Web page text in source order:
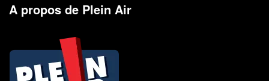
A propos de Plein Air